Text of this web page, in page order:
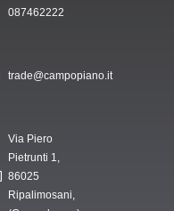
087462222
trade@campopiano.it
Via Piero
Pietrunti 1,
86025
Ripalimosani,